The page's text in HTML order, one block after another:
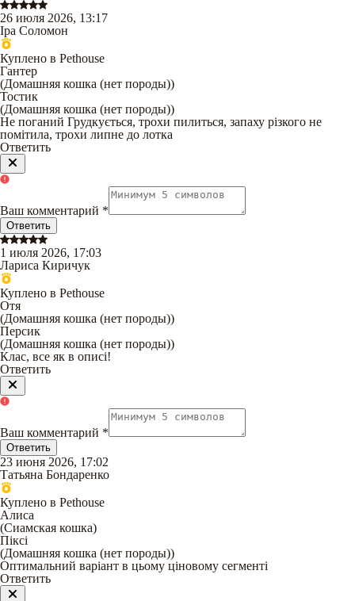
26 июля 2026, 13:17
Іра Соломон
Куплено в Pethouse
Гантер
(Домашняя кошка (нет породы))
Тостик
(Домашняя кошка (нет породы))
Не поганий Грудкується, трохи пилиться, запаху різкого не
помітила, трохи липне до лотка
Ответить
Ваш комментарий *
Ответить
1 июля 2026, 17:03
Лариса Киричук
Куплено в Pethouse
Отя
(Домашняя кошка (нет породы))
Персик
(Домашняя кошка (нет породы))
Клас, все як в описі!
Ответить
Ваш комментарий *
Ответить
23 июня 2026, 17:02
Татьяна Бондаренко
Куплено в Pethouse
Алиса
(Сиамская кошка)
Піксі
(Домашняя кошка (нет породы))
Оптимальний варіант в цьому ціновому сегменті
Ответить